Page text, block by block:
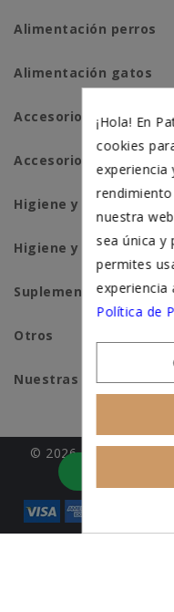
Alimentación perros
Alimentación gatos
Accesorios perros
Accesorios para gatos
Higiene y salud perros
Higiene y salud gatos
Suplementación
Otros
Nuestras tiendas
© 2026 - Patitas&co,
¡Hola! En
cookies
experiencia
nuestra
sea única y
permites
experiencia
Política de